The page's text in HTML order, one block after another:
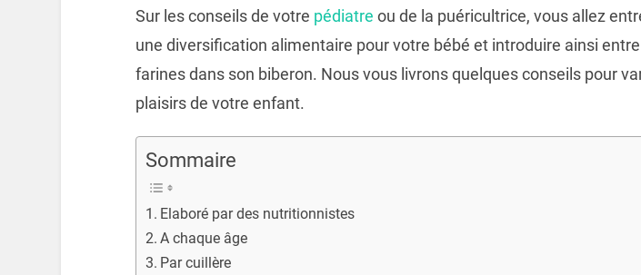
Sur les conseils de votre pédiatre ou de la puéricultrice, vous allez
une diversification alimentaire pour votre bébé et introduire ainsi
farines dans son biberon. Nous vous livrons quelques conseils pour
plaisirs de votre enfant.
Sommaire
Elaboré par des nutritionnistes
A chaque âge
Par cuillère